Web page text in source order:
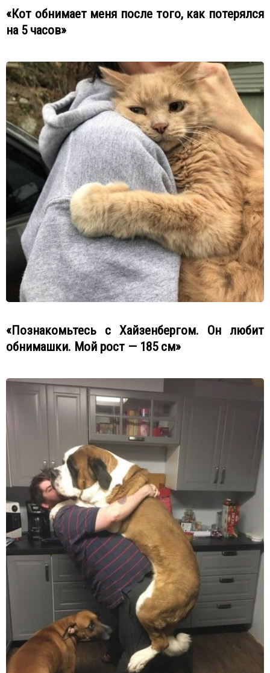
«Кот обнимает меня после того, как потерялся
на 5 часов»
«Познакомьтесь с Хайзенбергом. Он любит
обнимашки. Мой рост — 185 см»